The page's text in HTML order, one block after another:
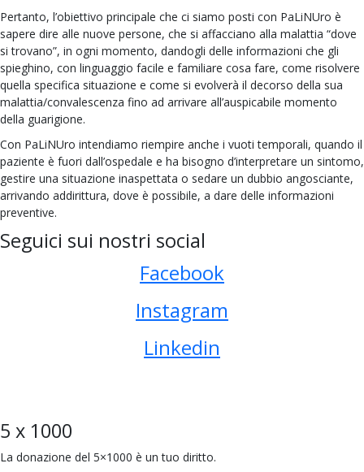
Pertanto, l’obiettivo principale che ci siamo posti con PaLiNUro è
sapere dire alle nuove persone, che si affacciano alla malattia “dove
si trovano”, in ogni momento, dandogli delle informazioni che gli
spieghino, con linguaggio facile e familiare cosa fare, come risolvere
quella specifica situazione e come si evolverà il decorso della sua
malattia/convalescenza fino ad arrivare all’auspicabile momento
della guarigione.
Con PaLiNUro intendiamo riempire anche i vuoti temporali, quando il
paziente è fuori dall’ospedale e ha bisogno d’interpretare un sintomo,
gestire una situazione inaspettata o sedare un dubbio angosciante,
arrivando addirittura, dove è possibile, a dare delle informazioni
preventive.
Seguici sui nostri social
Facebook
Instagram
Linkedin
5 x 1000
La donazione del 5×1000 è un tuo diritto.